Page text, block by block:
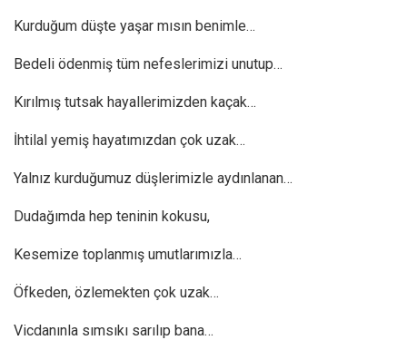
Kurduğum düşte yaşar mısın benimle…
Bedeli ödenmiş tüm nefeslerimizi unutup…
Kırılmış tutsak hayallerimizden kaçak…
İhtilal yemiş hayatımızdan çok uzak…
Yalnız kurduğumuz düşlerimizle aydınlanan…
Dudağımda hep teninin kokusu,
Kesemize toplanmış umutlarımızla…
Öfkeden, özlemekten çok uzak…
Vicdanınla sımsıkı sarılıp bana…